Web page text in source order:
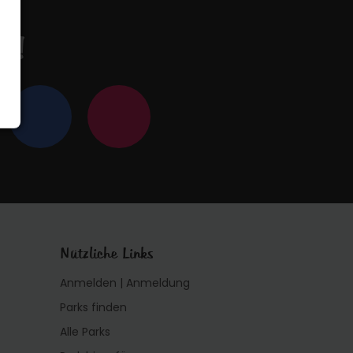
Nützliche Links
Anmelden | Anmeldung
Parks finden
Alle Parks